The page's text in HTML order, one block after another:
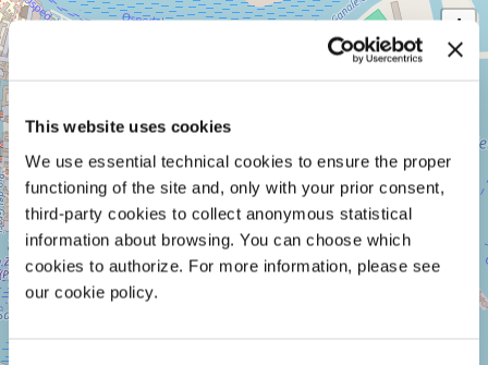
This website uses cookies
We use essential technical cookies to ensure the proper
functioning of the site and, only with your prior consent,
third-party cookies to collect anonymous statistical
information about browsing. You can choose which
cookies to authorize. For more information, please see
our cookie policy.
ARSENALE
+
−